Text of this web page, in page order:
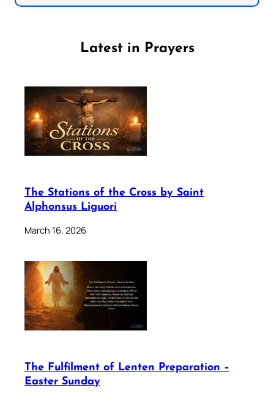
Latest in Prayers
The Stations of the Cross by Saint
Alphonsus Liguori
March 16, 2026
The Fulfilment of Lenten Preparation –
Easter Sunday